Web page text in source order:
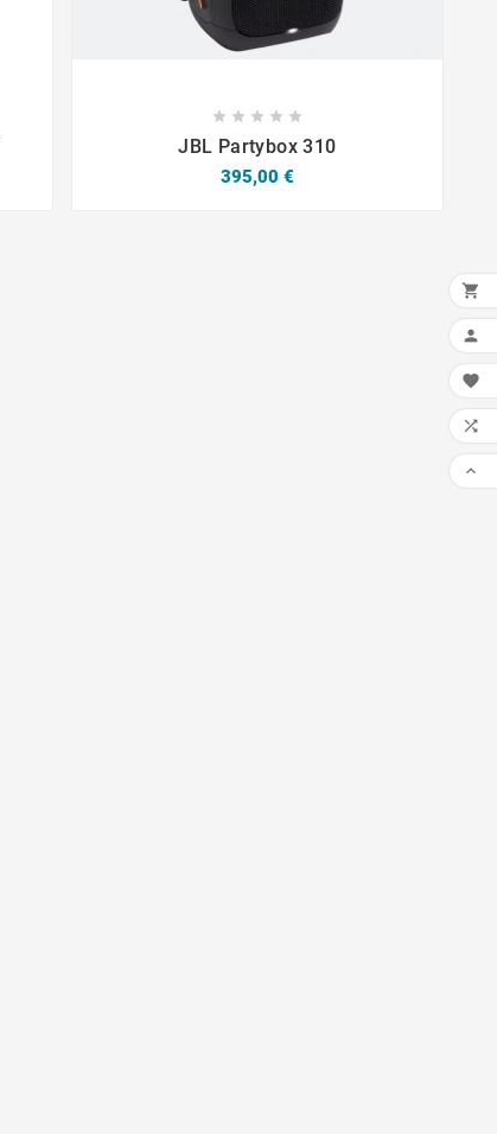
 
    
JBL Partybox 310
Prix
395,00 €




